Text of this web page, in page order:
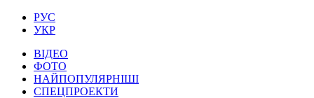
РУС
УКР
ВІДЕО
ФОТО
НАЙПОПУЛЯРНІШІ
СПЕЦПРОЕКТИ